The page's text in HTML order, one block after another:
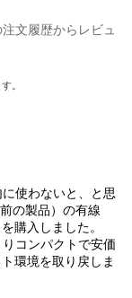
注文履歴からレビュ
。
使わないと、と思
の製品）の有線
購入しました。
コンパクトで安価
環境を取り戻しま